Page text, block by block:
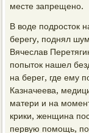
месте запрещено.
В воде подросток
берегу, поднял
Вячеслав
попыток нашел
на берег, где ему
Казначеева,
матери и на
крики, женщина
первую помощь,